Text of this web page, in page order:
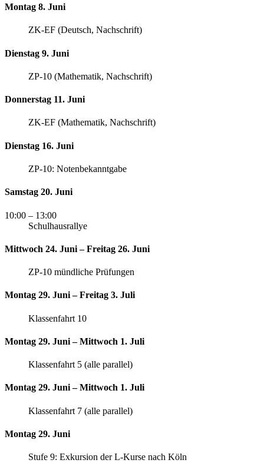
Montag 8. Juni
ZK-EF (Deutsch, Nachschrift)
Dienstag 9. Juni
ZP-10 (Mathematik, Nachschrift)
Donnerstag 11. Juni
ZK-EF (Mathematik, Nachschrift)
Dienstag 16. Juni
ZP-10: Notenbekanntgabe
Samstag 20. Juni
10:00 – 13:00
Schulhausrallye
Mittwoch 24. Juni – Freitag 26. Juni
ZP-10 mündliche Prüfungen
Montag 29. Juni – Freitag 3. Juli
Klassenfahrt 10
Montag 29. Juni – Mittwoch 1. Juli
Klassenfahrt 5 (alle parallel)
Montag 29. Juni – Mittwoch 1. Juli
Klassenfahrt 7 (alle parallel)
Montag 29. Juni
Stufe 9: Exkursion der L-Kurse nach Köln